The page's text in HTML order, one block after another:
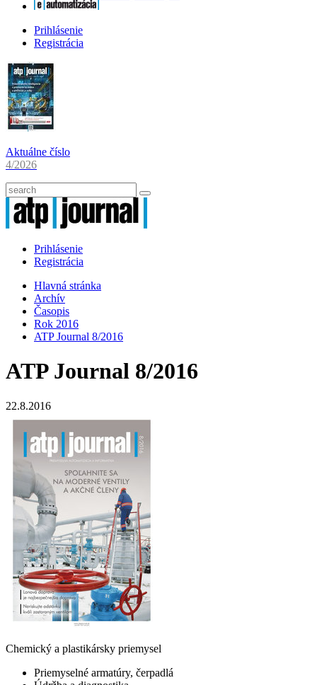
Prihlásenie
Registrácia
Aktuálne číslo
4/2026
Prihlásenie
Registrácia
Hlavná stránka
Archív
Časopis
Rok 2016
ATP Journal 8/2016
ATP Journal 8/2016
22.8.2016
Chemický a plastikársky priemysel
Priemyselné armatúry, čerpadlá